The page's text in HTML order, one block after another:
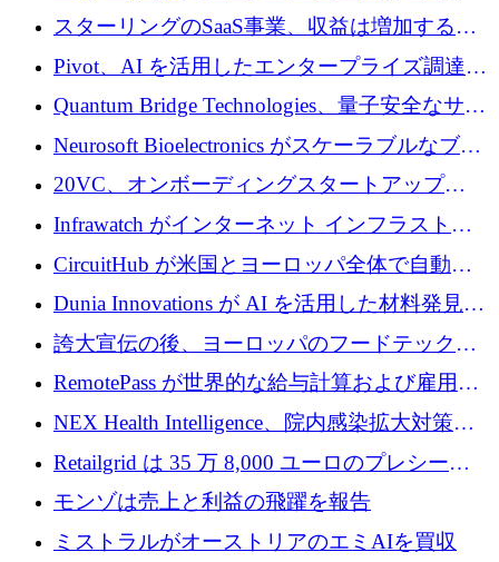
ラ テクノロジーを拡張するためにシリーズ A
で 1,600 万ドルを調達
スターリングのSaaS事業、収益は増加するも
グループ利益は減少
Pivot、AI を活用したエンタープライズ調達プ
ラットフォームを拡大するために 4,000 万ド
ルを調達
Quantum Bridge Technologies、量子安全なサイ
バーセキュリティ インフラストラクチャの拡
張にシリーズ A で 800 万ドルを投入
Neurosoft Bioelectronics がスケーラブルなブレ
イン コンピューター インターフェイスのため
20VC、オンボーディングスタートアップ
Prelude へのシリーズ A 投資で 2,000 万ドルを
Infrawatch がインターネット インフラストラ
クチャ インテリジェンス向けに 300 万ドルの
プレシードを確保
CircuitHub が米国とヨーロッパ全体で自動電
子機器製造を拡大するために 2,800 万ドルを
Dunia Innovations が AI を活用した材料発見を
産業化するために 2 億 8,000 万ユーロのベル
リン GigaLab を発表
誇大宣伝の後、ヨーロッパのフードテックセ
クターはファンダメンタルズを中心に再構築
RemotePass が世界的な給与計算および雇用プ
ラットフォームを拡大するために 1,740 万ド
NEX Health Intelligence、院内感染拡大対策に
100万ユーロを確保
Retailgrid は 35 万 8,000 ユーロのプレシード
ラウンドで小売業のスプレッドシートをター
ゲットにしています
モンゾは売上と利益の飛躍を報告
ミストラルがオーストリアのエミAIを買収